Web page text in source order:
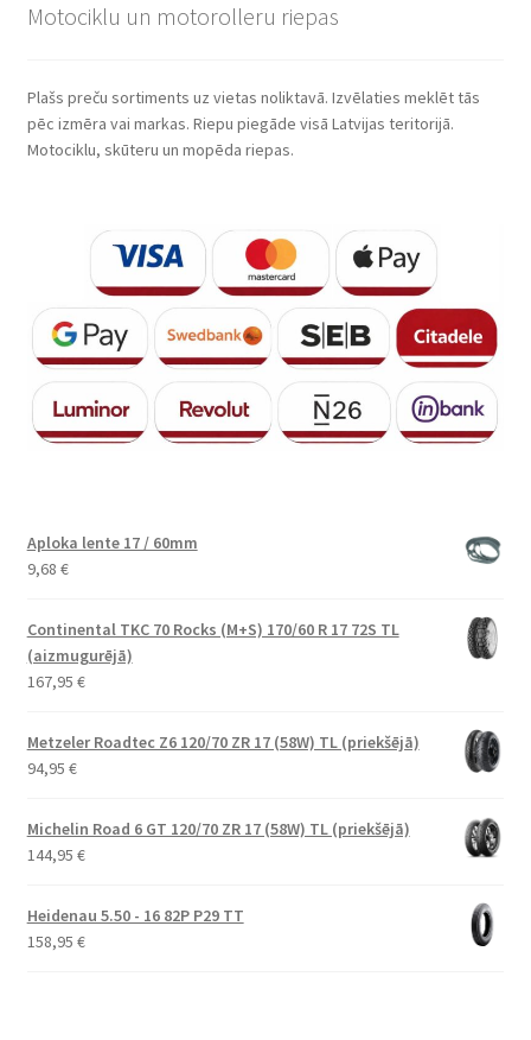
Motociklu un motorolleru riepas
Plašs preču sortiments uz vietas noliktavā. Izvēlaties meklēt tās
pēc izmēra vai markas. Riepu piegāde visā Latvijas teritorijā.
Motociklu, skūteru un mopēda riepas.
Aploka lente 17 / 60mm
9,68 €
Continental TKC 70 Rocks (M+S) 170/60 R 17 72S TL
(aizmugurējā)
167,95 €
Metzeler Roadtec Z6 120/70 ZR 17 (58W) TL (priekšējā)
94,95 €
Michelin Road 6 GT 120/70 ZR 17 (58W) TL (priekšējā)
144,95 €
Heidenau 5.50 - 16 82P P29 TT
158,95 €